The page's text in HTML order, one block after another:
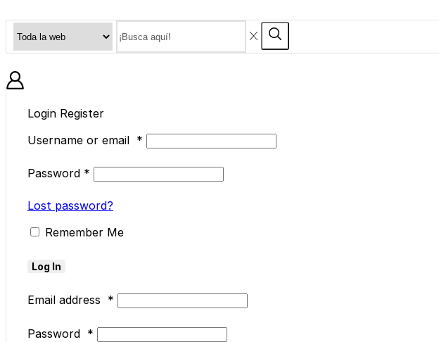
input
Login Register
Username or email *
Password *
Lost password?
Remember Me
Log In
Email address *
Password *